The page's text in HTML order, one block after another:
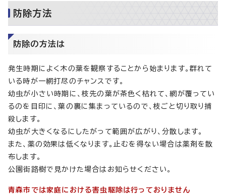
防除方法
防除の方法は
発生時期によく木の葉を観察することから始まります。群れて
いる時が一網打尽のチャンスです。
幼虫が小さい時期に、枝先の葉が茶色く枯れて、網が覆ってい
るのを目印に、葉の裏に集まっているので、枝ごと切り取り捕
殺します。
幼虫が大きくなるにしたがって範囲が広がり、分散します。
また、薬の効果は低くなります。止むを得ない場合は薬剤を散
布します。
公園街路樹で見かけた場合はお知らせください。
青森市では家庭における害虫駆除は行っておりません